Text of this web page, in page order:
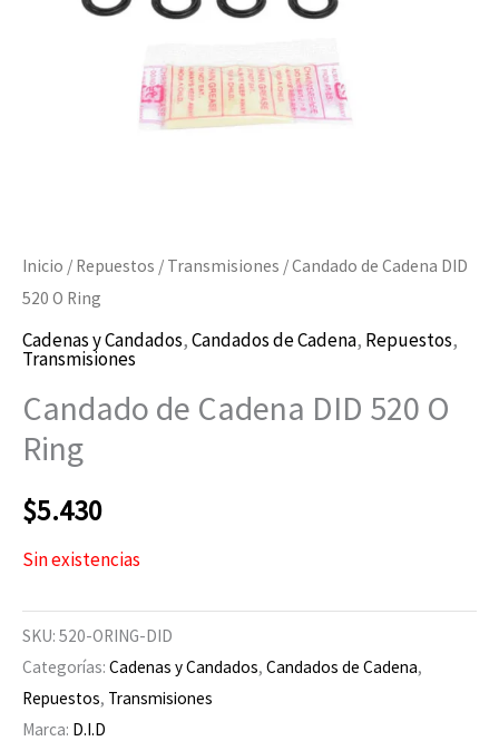
Inicio / Repuestos / Transmisiones / Candado de Cadena DID
520 O Ring
Cadenas y Candados,Candados de Cadena, Repuestos,
Transmisiones
Candado de Cadena DID 520 O
Ring
$5.430
Sin existencias
SKU: 520-ORING-DID
Categorías: Cadenas y Candados, Candados de Cadena,
Repuestos, Transmisiones
Marca: D.I.D